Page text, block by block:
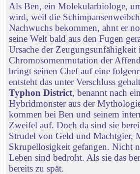
Als Ben, ein Molekularbiologe,
wird, weil die
Nachwuchs bekommen, ahnt er
seine Welt bald aus den Fugen
Ursache der Zeugungsunfähigkeit
Chromosomenmutation der
bringt seinen Chef auf eine
entsteht das unter Verschluss
Typhon District, benannt nach
Hybridmonster aus der
kommen bei Ben und seinem
Zweifel auf. Doch da sind sie
Strudel von Geld und Machtgier,
Skrupellosigkeit gefangen. Nicht
Leben sind bedroht. Als sie das
bereits zu spät.